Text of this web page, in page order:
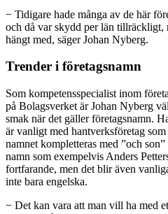
− Tidigare hade många av de här
och då var skydd per län
hängt med, säger Johan Nyberg.
Trender i företagsnamn
Som kompetensspecialist inom
på Bolagsverket är Johan Nyberg
smak när det gäller företagsnamn.
är vanligt med hantverksföretag
namnet kompletteras med ”och
namn som exempelvis Anders
fortfarande, men det blir även
inte bara engelska.
− Det kan vara att man vill ha med